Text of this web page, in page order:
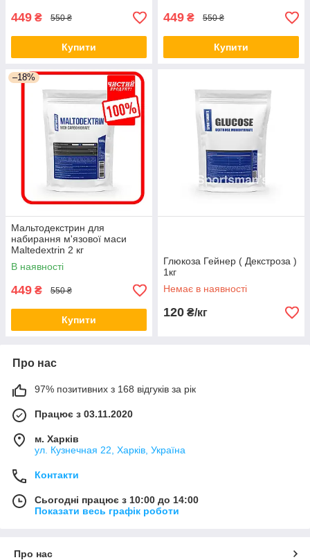
449 ₴ 550 ₴
Купити
449 ₴ 550 ₴
Купити
–18%
Мальтодекстрин для
набирання м'язової маси
Maltedextrin 2 кг
В наявності
449 ₴ 550 ₴
Купити
Глюкоза Гейнер ( Декстроза )
1кг
Немає в наявності
120 ₴/кг
Про нас
97% позитивних з 168 відгуків за рік
Працює з 03.11.2020
м. Харків
ул. Кузнечная 22, Харків, Україна
Контакти
Сьогодні працює з 10:00 до 14:00
Показати весь графік роботи
Про нас